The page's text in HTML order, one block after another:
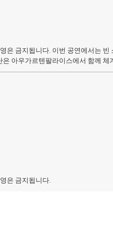
은 금지됩니다. 이번 공연에서는 빈
아우가르텐팔라이스에서 함께 체
은 금지됩니다.